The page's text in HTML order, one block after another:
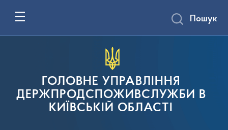
ГОЛОВНЕ УПРАВЛІННЯ
ДЕРЖПРОДСПОЖИВСЛУЖБИ В
КИЇВСЬКІЙ ОБЛАСТІ
Пошук